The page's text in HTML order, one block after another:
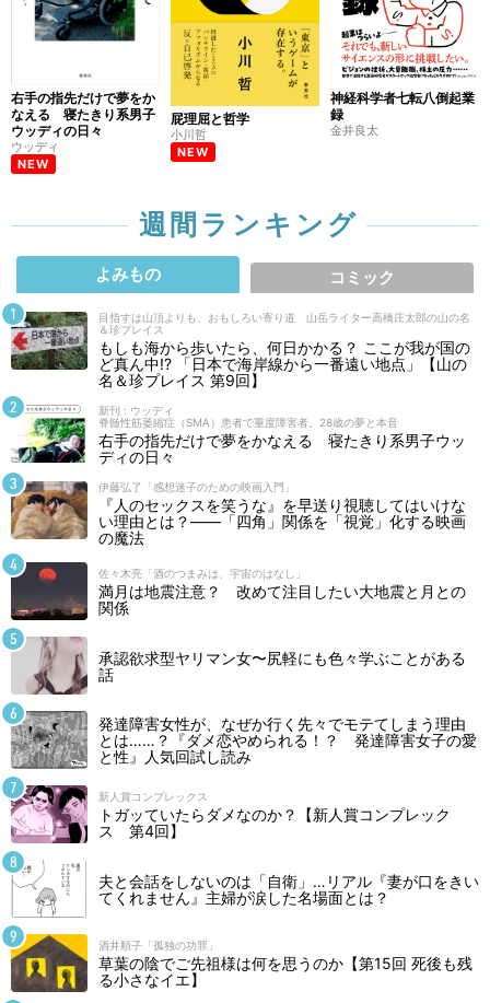
右手の指先だけで夢をか
なえる 寝たきり系男子
ウッディの日々
ウッディ
NEW
屁理屈と哲学
小川哲
NEW
神経科学者七転八倒起業
録
金井良太
週間ランキング
よみもの コミック
目指すは山頂よりも、おもしろい寄り道 山岳ライター高橋庄太郎の山の名
＆珍プレイス
もしも海から歩いたら、何日かかる？ ここが我が国の
ど真ん中!? 「日本で海岸線から一番遠い地点」【山の
名＆珍プレイス 第9回】
新刊 : ウッディ
脊髄性筋萎縮症（SMA）患者で重度障害者。28歳の夢と本音
右手の指先だけで夢をかなえる 寝たきり系男子ウッ
ディの日々
伊藤弘了「感想迷子のための映画入門」
『人のセックスを笑うな』を早送り視聴してはいけな
い理由とは？――「四角」関係を「視覚」化する映画
の魔法
佐々木亮「酒のつまみは、宇宙のはなし」
満月は地震注意？ 改めて注目したい大地震と月との
関係
承認欲求型ヤリマン女〜尻軽にも色々学ぶことがある
話
発達障害女性が、なぜか行く先々でモテてしまう理由
とは……？『ダメ恋やめられる！？ 発達障害女子の愛
と性』人気回試し読み
新人賞コンプレックス
トガッていたらダメなのか？【新人賞コンプレック
ス 第4回】
夫と会話をしないのは「自衛」…リアル『妻が口をきい
てくれません』主婦が涙した名場面とは？
酒井順子「孤独の功罪」
草葉の陰でご先祖様は何を思うのか【第15回 死後も残
る小さなイエ】